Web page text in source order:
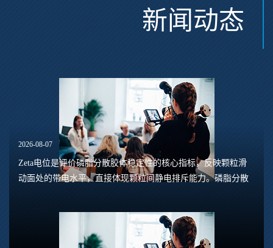
新闻动态
2026-08-07
Zeta电位是评价磷脂分散胶体稳定性的核心指标，反映颗粒滑
动面处的带电水平，直接体现颗粒间静电排斥能力。磷脂分散